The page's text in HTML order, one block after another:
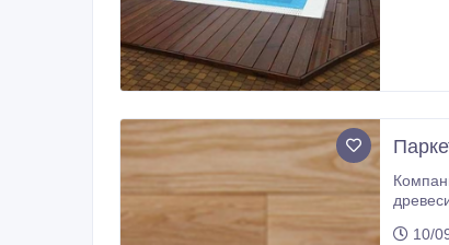
древесина: ясень, дуб, клен канадский; - размер
10/